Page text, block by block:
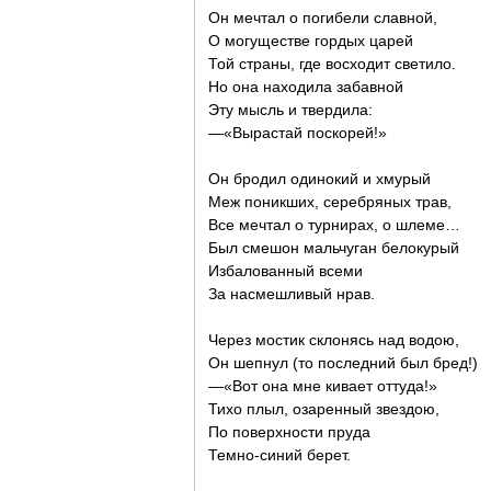
Он мечтал о погибели славной,
О могуществе гордых царей
Той страны, где восходит светило.
Но она находила забавной
Эту мысль и твердила:
—«Вырастай поскорей!»
Он бродил одинокий и хмурый
Меж поникших, серебряных трав,
Все мечтал о турнирах, о шлеме…
Был смешон мальчуган белокурый
Избалованный всеми
За насмешливый нрав.
Через мостик склонясь над водою,
Он шепнул (то последний был бред!)
—«Вот она мне кивает оттуда!»
Тихо плыл, озаренный звездою,
По поверхности пруда
Темно-синий берет.